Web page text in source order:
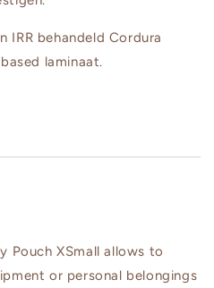
IRR behandeld Cordura
laminaat.
Pouch XSmall allows to
or personal belongings